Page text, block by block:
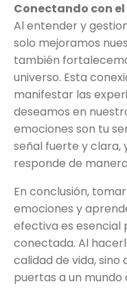
Conectando con el
Al entender y
solo mejoramos
también
universo. Esta
manifestar las
deseamos en
emociones son tu
señal fuerte y clara,
responde de
En conclusión,
emociones y
efectiva es esencial
conectada. Al
calidad de vida,
puertas a un mundo